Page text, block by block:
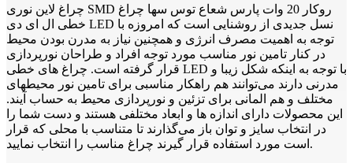
چراغ لاین نوری SMD روکار 20 وات پارس شعاع توس سها چراغ
خطی ال ای دی LED نسل جدیدی از روشنایی است که امروزه با
توجه به اهمیت مصرف انرژی و همچنین نیاز به مدرن بودن محیط
در کنار تامین نور مناسب مورد توجه افراد و طراحان نورپردازی
قرار گرفته است. چراغ های خطی LED با توجه به اینکه شکل زیبا و
مدرنی دارند می‌توانند هم راهکار مناسبی برای تامین نور محیطهای
مختلف و هم المانی برای تزئین و نورپردازی محیط به حساب آیند.
این محصولات دارای اندازه ها و ابعاد مختلفی هستند و دست شما را
در انتخاب سایز و توان باز می‌گذارند تا متناسب با محلی که قرار
است مورد استفاده قرار گیرند چراغ مناسب را انتخاب نمایید.